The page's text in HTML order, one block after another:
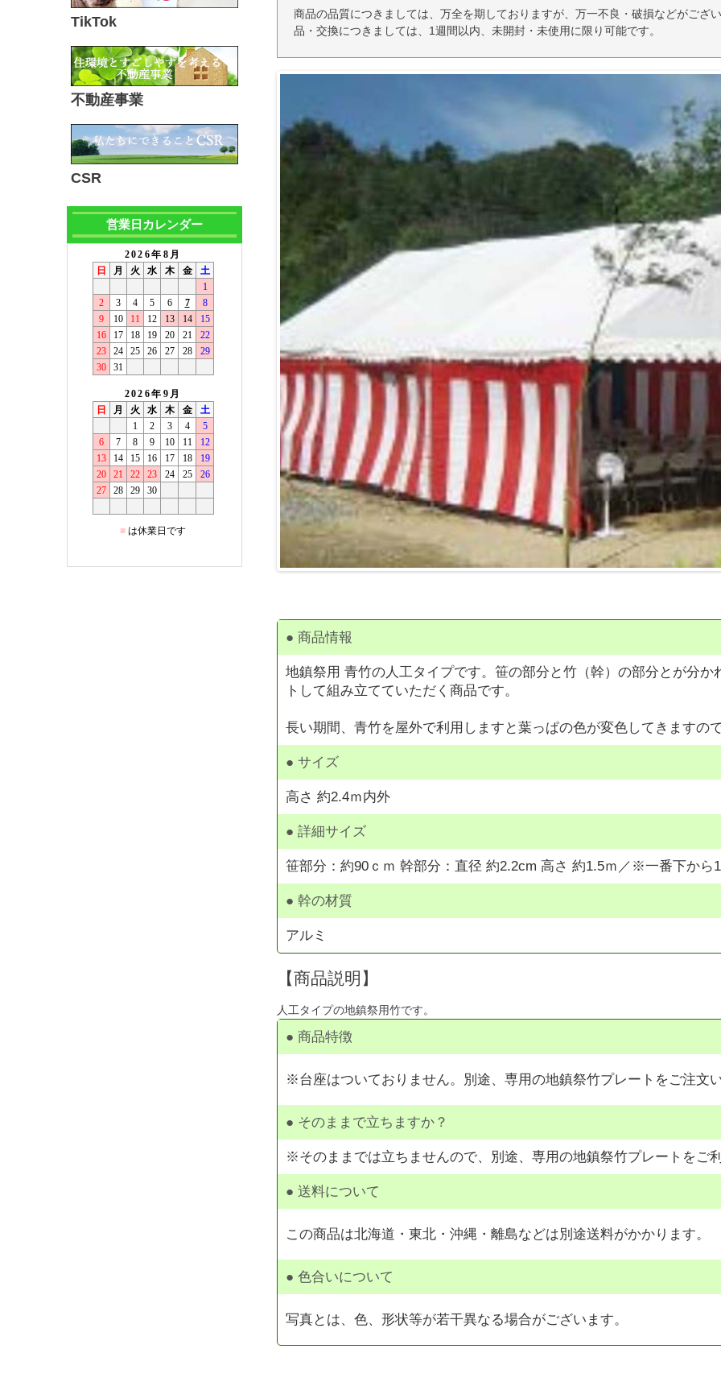
TikTok
不動産事業
CSR
営業日カレンダー
商品の品質につきましては、万全を期しておりますが、万一不良・破損などがござ
品・交換につきましては、1週間以内、未開封・未使用に限り可能です。
● 商品情報
地鎮祭用 青竹の人工タイプです。笹の部分と竹（幹）の部分とが分
トして組み立てていただく商品です。
長い期間、青竹を屋外で利用しますと葉っぱの色が変色してきますの
● サイズ
高さ 約2.4ｍ内外
● 詳細サイズ
笹部分：約90ｃｍ 幹部分：直径 約2.2cm 高さ 約1.5ｍ／※一番下から
● 幹の材質
アルミ
【商品説明】
人工タイプの地鎮祭用竹です。
● 商品特徴
※台座はついておりません。別途、専用の地鎮祭竹プレートをご注文
● そのままで立ちますか？
※そのままでは立ちませんので、別途、専用の地鎮祭竹プレートをご
● 送料について
この商品は北海道・東北・沖縄・離島などは別途送料がかかります。
● 色合いについて
写真とは、色、形状等が若干異なる場合がございます。